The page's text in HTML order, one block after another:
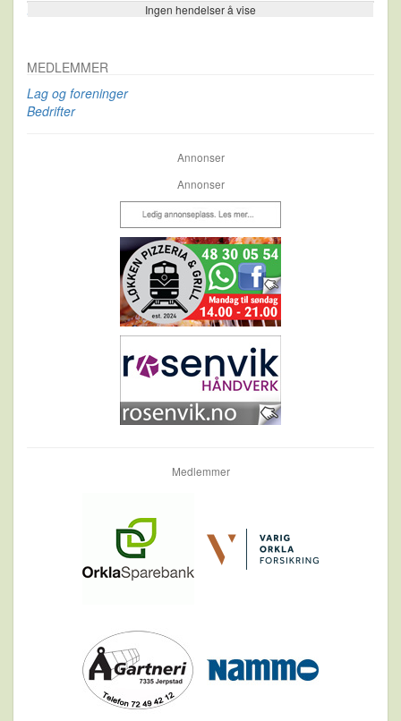
Ingen hendelser å vise
Se flere…
MEDLEMMER
Lag og foreninger
Bedrifter
Annonser
Annonser
Medlemmer